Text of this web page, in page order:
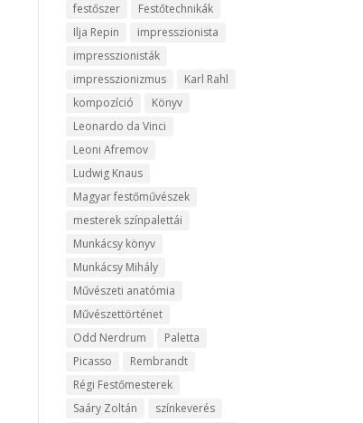
festőszer
Festőtechnikák
Ilja Repin
impresszionista
impresszionisták
impresszionizmus
Karl Rahl
kompozíció
Könyv
Leonardo da Vinci
Leoni Afremov
Ludwig Knaus
Magyar festőművészek
mesterek színpalettái
Munkácsy könyv
Munkácsy Mihály
Művészeti anatómia
Művészettörténet
Odd Nerdrum
Paletta
Picasso
Rembrandt
Régi Festőmesterek
Saáry Zoltán
színkeverés